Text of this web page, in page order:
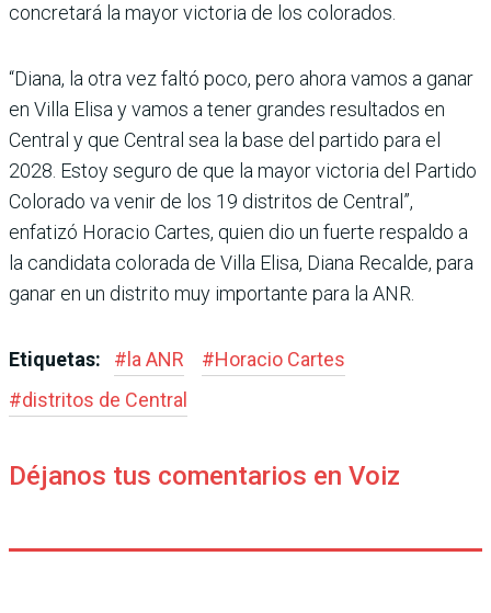
concretará la mayor victoria de los colorados.
“Diana, la otra vez faltó poco, pero ahora vamos a ganar
en Villa Elisa y vamos a tener grandes resultados en
Cen­tral y que Central sea la base del partido para el
2028. Estoy seguro de que la mayor victoria del Partido
Colorado va venir de los 19 distritos de Central”,
enfatizó Horacio Cartes, quien dio un fuerte respaldo a
la can­didata colorada de Villa Elisa, Diana Recalde, para
ganar en un distrito muy importante para la ANR.
Etiquetas: # la ANR #Horacio Cartes
#distritos de Central
Déjanos tus comentarios en Voiz